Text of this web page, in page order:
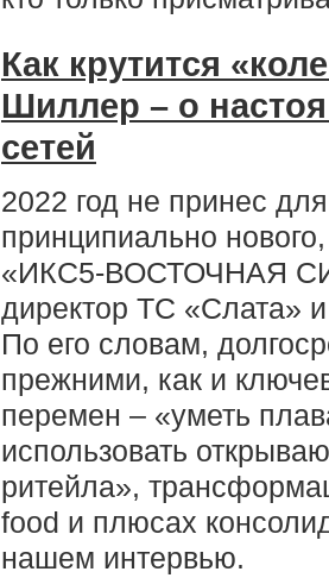
Как крутится
Шиллер – о
сетей
2022 год не принес
принципиально
«ИКС5-ВОСТОЧНАЯ
директор ТС «Слата»
По его словам,
прежними, как и
перемен – «уметь
использовать
ритейла»,
food и плюсах
нашем интервью.